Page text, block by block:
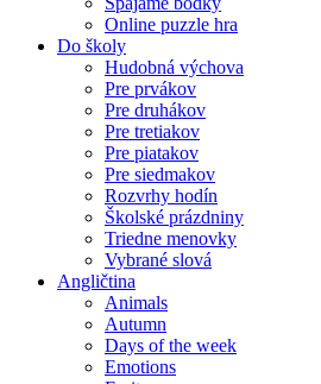
Online puzzle hra
Do školy
Hudobná výchova
Pre prvákov
Pre druhákov
Pre tretiakov
Pre piatakov
Pre siedmakov
Rozvrhy hodín
Školské prázdniny
Triedne menovky
Vybrané slová
Angličtina
Animals
Autumn
Days of the week
Emotions